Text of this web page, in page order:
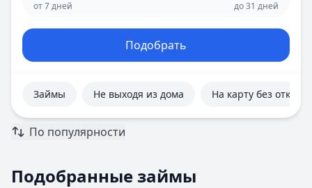
Краснодар
Красноярск
Л
Краснодар
Красноярск
Л
М
от7дней до31 дней
Подобрать
Займы Не выходя из дома На карту без отказа
По популярности
Подобранные займы